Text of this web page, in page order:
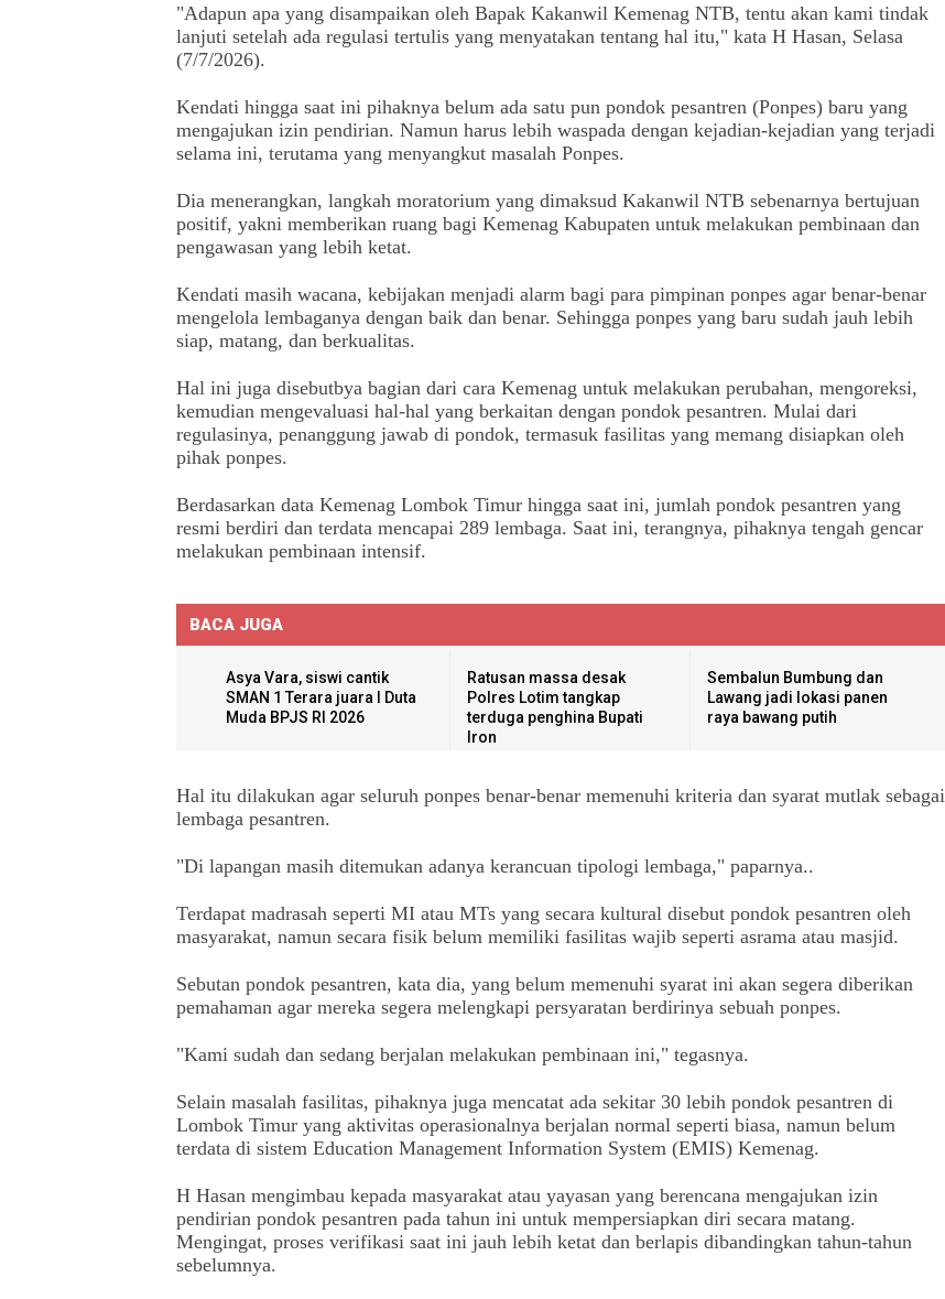
"Adapun apa yang disampaikan oleh Bapak Kakanwil Kemenag NTB, tentu akan kami tindak
lanjuti setelah ada regulasi tertulis yang menyatakan tentang hal itu," kata H Hasan, Selasa
(7/7/2026).
Kendati hingga saat ini pihaknya belum ada satu pun pondok pesantren (Ponpes) baru yang
mengajukan izin pendirian. Namun harus lebih waspada dengan kejadian-kejadian yang terjadi
selama ini, terutama yang menyangkut masalah Ponpes.
Dia menerangkan, langkah moratorium yang dimaksud Kakanwil NTB sebenarnya bertujuan
positif, yakni memberikan ruang bagi Kemenag Kabupaten untuk melakukan pembinaan dan
pengawasan yang lebih ketat.
Kendati masih wacana, kebijakan menjadi alarm bagi para pimpinan ponpes agar benar-benar
mengelola lembaganya dengan baik dan benar. Sehingga ponpes yang baru sudah jauh lebih
siap, matang, dan berkualitas.
Hal ini juga disebutbya bagian dari cara Kemenag untuk melakukan perubahan, mengoreksi,
kemudian mengevaluasi hal-hal yang berkaitan dengan pondok pesantren. Mulai dari
regulasinya, penanggung jawab di pondok, termasuk fasilitas yang memang disiapkan oleh
pihak ponpes.
Berdasarkan data Kemenag Lombok Timur hingga saat ini, jumlah pondok pesantren yang
resmi berdiri dan terdata mencapai 289 lembaga. Saat ini, terangnya, pihaknya tengah gencar
melakukan pembinaan intensif.
BACA JUGA
Asya Vara, siswi cantik
SMAN 1 Terara juara I Duta
Muda BPJS RI 2026
Ratusan massa desak
Polres Lotim tangkap
terduga penghina Bupati
Iron
Sembalun Bumbung dan
Lawang jadi lokasi panen
raya bawang putih
Hal itu dilakukan agar seluruh ponpes benar-benar memenuhi kriteria dan syarat mutlak sebagai
lembaga pesantren.
"Di lapangan masih ditemukan adanya kerancuan tipologi lembaga," paparnya..
Terdapat madrasah seperti MI atau MTs yang secara kultural disebut pondok pesantren oleh
masyarakat, namun secara fisik belum memiliki fasilitas wajib seperti asrama atau masjid.
Sebutan pondok pesantren, kata dia, yang belum memenuhi syarat ini akan segera diberikan
pemahaman agar mereka segera melengkapi persyaratan berdirinya sebuah ponpes.
"Kami sudah dan sedang berjalan melakukan pembinaan ini," tegasnya.
Selain masalah fasilitas, pihaknya juga mencatat ada sekitar 30 lebih pondok pesantren di
Lombok Timur yang aktivitas operasionalnya berjalan normal seperti biasa, namun belum
terdata di sistem Education Management Information System (EMIS) Kemenag.
H Hasan mengimbau kepada masyarakat atau yayasan yang berencana mengajukan izin
pendirian pondok pesantren pada tahun ini untuk mempersiapkan diri secara matang.
Mengingat, proses verifikasi saat ini jauh lebih ketat dan berlapis dibandingkan tahun-tahun
sebelumnya.